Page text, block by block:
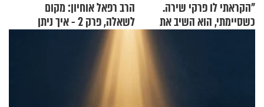
"הקראתי לו פרקי שירה.
כשסיימתי, הוא השיב את
הרב רפאל אוחיון: מקום
לשאלה, פרק 2 - איך ניתן
להוכיח שהתורה משמיים?